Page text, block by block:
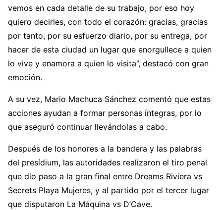
vemos en cada detalle de su trabajo, por eso hoy
quiero decirles, con todo el corazón: gracias, gracias
por tanto, por su esfuerzo diario, por su entrega, por
hacer de esta ciudad un lugar que enorgullece a quien
lo vive y enamora a quien lo visita”, destacó con gran
emoción.
A su vez, Mario Machuca Sánchez comentó que estas
acciones ayudan a formar personas íntegras, por lo
que aseguró continuar llevándolas a cabo.
Después de los honores a la bandera y las palabras
del presídium, las autoridades realizaron el tiro penal
que dio paso a la gran final entre Dreams Riviera vs
Secrets Playa Mujeres, y al partido por el tercer lugar
que disputaron La Máquina vs D’Cave.